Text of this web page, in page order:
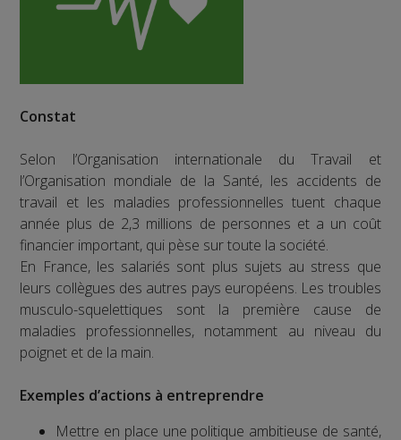
Constat
Selon l’Organisation internationale du Travail et
l’Organisation mondiale de la Santé, les accidents de
travail et les maladies professionnelles tuent chaque
année plus de 2,3 millions de personnes et a un coût
financier important, qui pèse sur toute la société.
En France, les salariés sont plus sujets au stress que
leurs collègues des autres pays européens. Les troubles
musculo-squelettiques sont la première cause de
maladies professionnelles, notamment au niveau du
poignet et de la main.
Exemples d’actions à entreprendre
Mettre en place une politique ambitieuse de santé,